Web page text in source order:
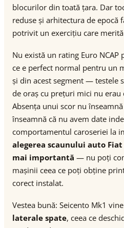
blocurilor din toată țara. Dar
reduse și arhitectura de epocă
potrivit un exercițiu care
Nu există un rating Euro NCAP
ce e perfect normal pentru un
și din acest segment — testele
de oraș cu prețuri mici nu erau
Absența unui scor nu
înseamnă că nu avem date
comportamentul caroseriei la
alegerea scaunului auto
mai importantă — nu poți
mașinii ceea ce poți obține
corect instalat.
Vestea bună: Seicento Mk1
laterale spate, ceea ce